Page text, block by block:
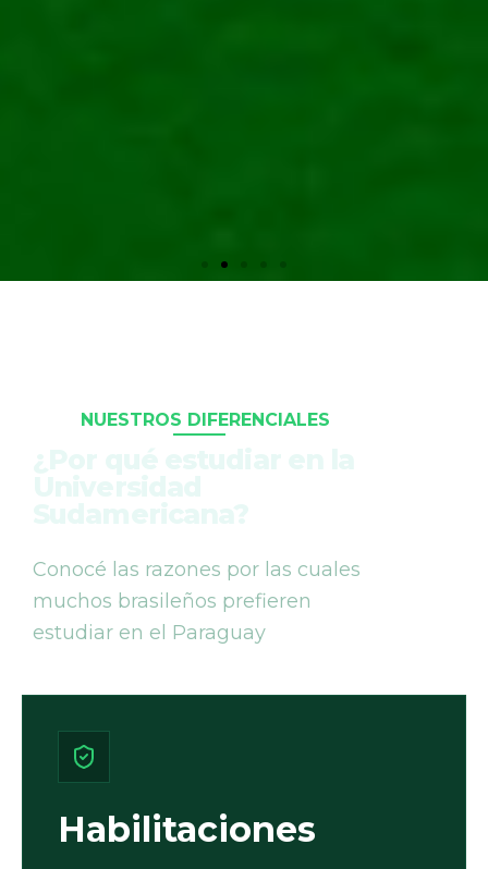
NUESTROS DIFERENCIALES
Conocé las razones por las cuales
muchos brasileños prefieren
estudiar en el Paraguay
Habilitaciones